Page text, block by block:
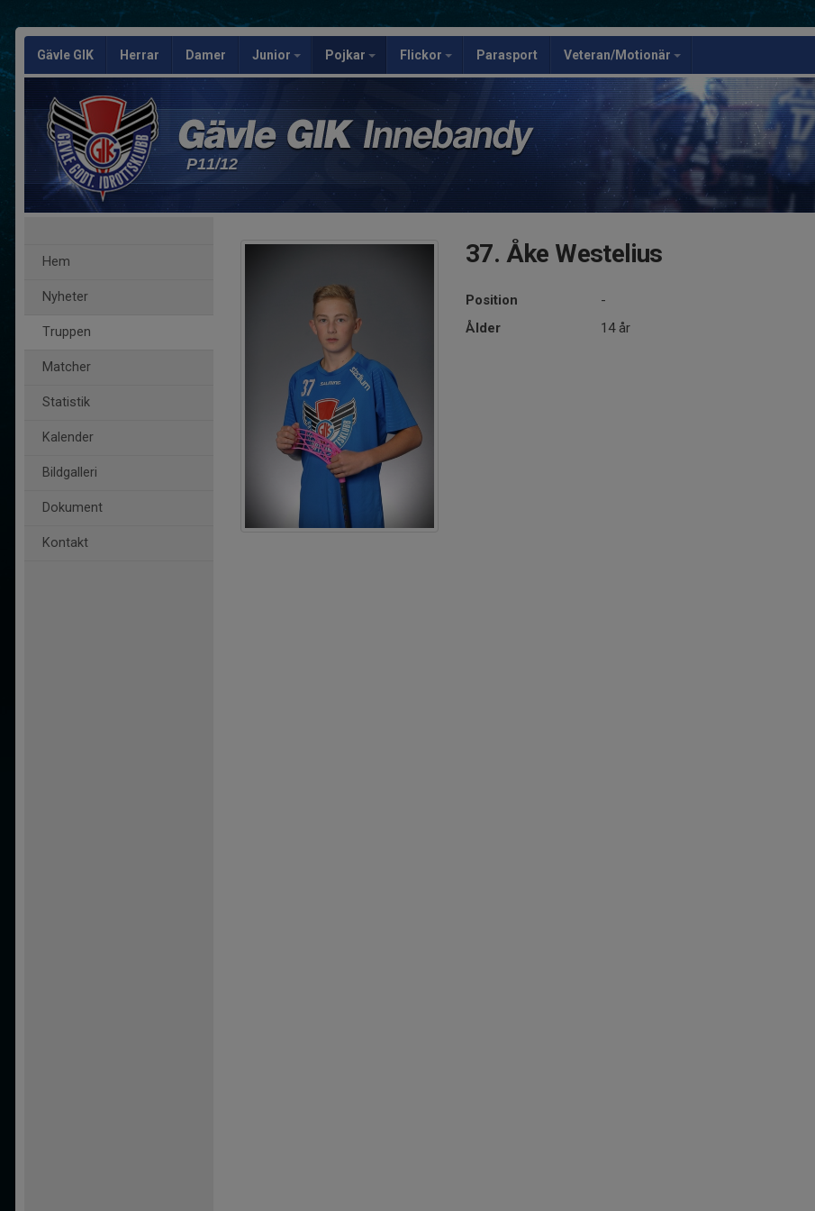
Gävle GIK Herrar Damer Junior Pojkar Flickor Parasport Veteran/Motionär
P11/12
Hem
Nyheter
Truppen
Matcher
Statistik
Kalender
Bildgalleri
Dokument
Kontakt
37. Åke Westelius
Position
-
Ålder
14 år